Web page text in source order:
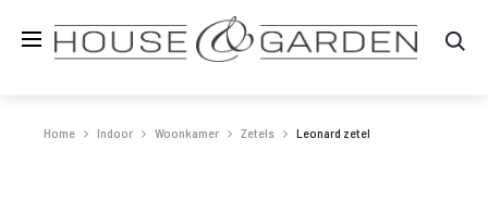
Home Indoor Woonkamer Zetels Leonard zetel